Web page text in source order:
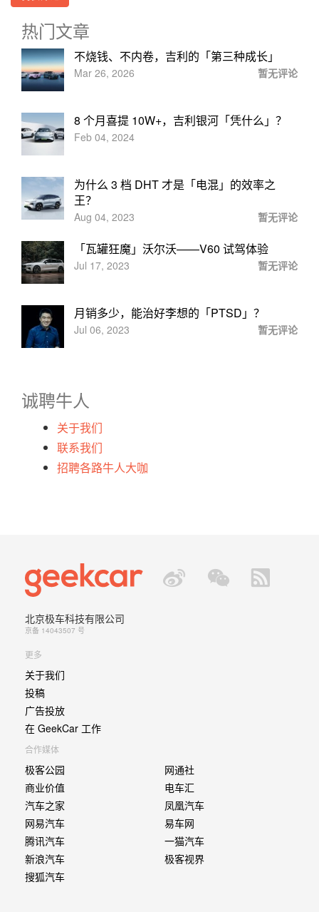
热门文章
不烧钱、不内卷，吉利的「第三种成长」
Mar 26, 2026 暂无评论
8 个月喜提 10W+，吉利银河「凭什么」？
Feb 04, 2024
为什么 3 档 DHT 才是「电混」的效率之
王？
Aug 04, 2023 暂无评论
「瓦罐狂魔」沃尔沃——V60 试驾体验
Jul 17, 2023 暂无评论
月销多少，能治好李想的「PTSD」？
Jul 06, 2023 暂无评论
诚聘牛人
关于我们
联系我们
招聘各路牛人大咖
北京极车科技有限公司
京备 14043507 号
更多
关于我们
投稿
广告投放
在 GeekCar 工作
合作媒体
极客公园
商业价值
汽车之家
网易汽车
腾讯汽车
新浪汽车
搜狐汽车
网通社
电车汇
凤凰汽车
易车网
一猫汽车
极客视界